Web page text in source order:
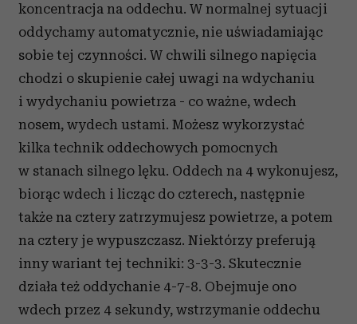
koncentracja na oddechu. W normalnej sytuacji
oddychamy automatycznie, nie uświadamiając
sobie tej czynności. W chwili silnego napięcia
chodzi o skupienie całej uwagi na wdychaniu
i wydychaniu powietrza - co ważne, wdech
nosem, wydech ustami. Możesz wykorzystać
kilka technik oddechowych pomocnych
w stanach silnego lęku. Oddech na 4 wykonujesz,
biorąc wdech i licząc do czterech, następnie
także na cztery zatrzymujesz powietrze, a potem
na cztery je wypuszczasz. Niektórzy preferują
inny wariant tej techniki: 3-3-3. Skutecznie
działa też oddychanie 4-7-8. Obejmuje ono
wdech przez 4 sekundy, wstrzymanie oddechu